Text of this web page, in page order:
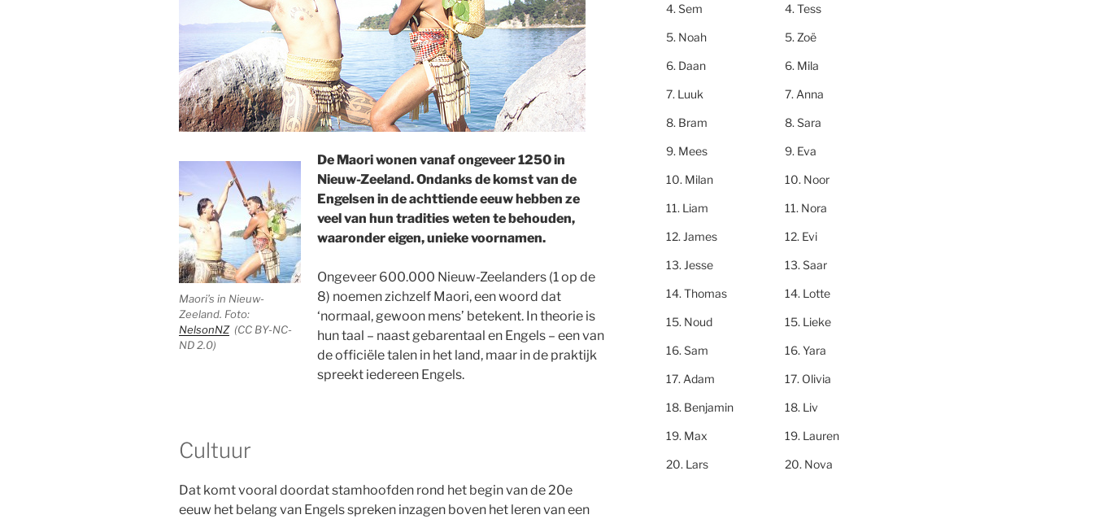
Maori’s in Nieuw-
Zeeland. Foto:
NelsonNZ(CC BY-NC-
ND 2.0)
De Maori wonen vanaf ongeveer 1250 in
Nieuw-Zeeland. Ondanks de komst van de
Engelsen in de achttiende eeuw hebben ze
veel van hun tradities weten te behouden,
waaronder eigen, unieke voornamen.
Ongeveer 600.000 Nieuw-Zeelanders (1 op de
8) noemen zichzelf Maori, een woord dat
‘normaal, gewoon mens’ betekent. In theorie is
hun taal – naast gebarentaal en Engels – een van
de officiële talen in het land, maar in de praktijk
spreekt iedereen Engels.
Cultuur
Dat komt vooral doordat stamhoofden rond het begin van de 20e
eeuw het belang van Engels spreken inzagen boven het leren van een
Sem
Noah
Daan
Luuk
Bram
Mees
Milan
Liam
James
Jesse
Thomas
Noud
Sam
Adam
Benjamin
Max
Lars
Tess
Zoë
Mila
Anna
Sara
Eva
Noor
Nora
Evi
Saar
Lotte
Lieke
Yara
Olivia
Liv
Lauren
Nova